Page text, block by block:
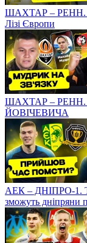
ШАХТАР – РЕНН.
Лізі Європи
ШАХТАР – РЕНН.
ЙОВІЧЕВИЧА
АЕК – ДНІПРО-1.
зможуть дніпряни